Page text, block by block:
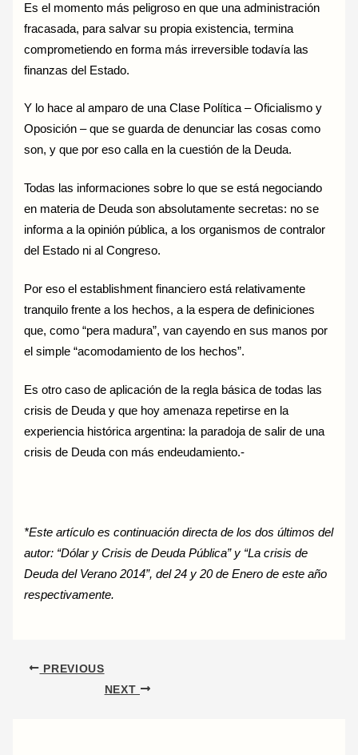
Es el momento más peligroso en que una administración
fracasada, para salvar su propia existencia, termina
comprometiendo en forma más irreversible todavía las
finanzas del Estado.
Y lo hace al amparo de una Clase Política – Oficialismo y
Oposición – que se guarda de denunciar las cosas como
son, y que por eso calla en la cuestión de la Deuda.
Todas las informaciones sobre lo que se está negociando
en materia de Deuda son absolutamente secretas: no se
informa a la opinión pública, a los organismos de contralor
del Estado ni al Congreso.
Por eso el establishment financiero está relativamente
tranquilo frente a los hechos, a la espera de definiciones
que, como “pera madura”, van cayendo en sus manos por
el simple “acomodamiento de los hechos”.
Es otro caso de aplicación de la regla básica de todas las
crisis de Deuda y que hoy amenaza repetirse en la
experiencia histórica argentina: la paradoja de salir de una
crisis de Deuda con más endeudamiento.-
*Este artículo es continuación directa de los dos últimos del
autor: “Dólar y Crisis de Deuda Pública” y “La crisis de
Deuda del Verano 2014”, del 24 y 20 de Enero de este año
respectivamente.
PREVIOUS
NEXT